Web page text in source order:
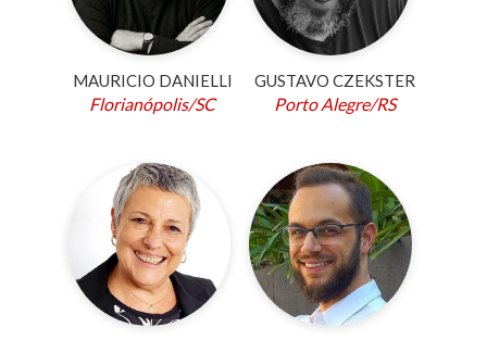
MAURICIO DANIELLI
Florianópolis/SC
GUSTAVO CZEKSTER
Porto Alegre/RS